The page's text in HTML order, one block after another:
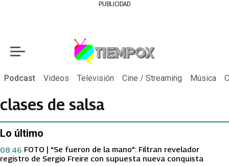
PUBLICIDAD
Podcast Videos Televisión Cine / Streaming Música
clases de salsa
Lo último
FOTO | “Se fueron de la mano”: Filtran revelador
registro de Sergio Freire con supuesta nueva conquista
08:46